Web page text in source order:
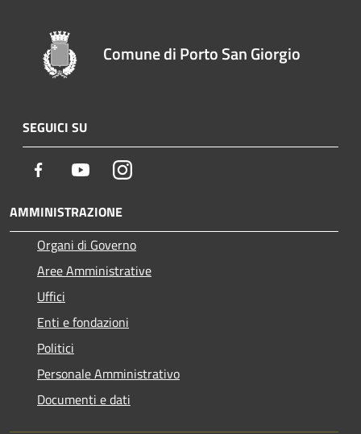
Comune di Porto San Giorgio
SEGUICI SU
Facebook YoutubeInstagram
AMMINISTRAZIONE
Organi di Governo
Aree Amministrative
Uffici
Enti e fondazioni
Politici
Personale Amministrativo
Documenti e dati